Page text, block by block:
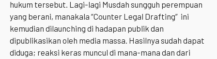
hukum tersebut. Lagi-lagi Musdah sungguh perempuan
yang berani, manakala “Counter Legal Drafting” ini
kemudian dilaunching di hadapan publik dan
dipublikasikan oleh media massa. Hasilnya sudah dapat
diduga; reaksi keras muncul di mana-mana dan dari